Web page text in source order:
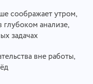
соображает утром,
анализе,
задачах
вне работы,